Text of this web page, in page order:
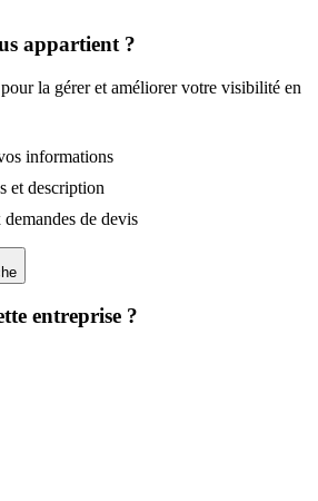
appartient ?
la gérer et améliorer votre visibilité en
informations
et description
de devis
entreprise ?